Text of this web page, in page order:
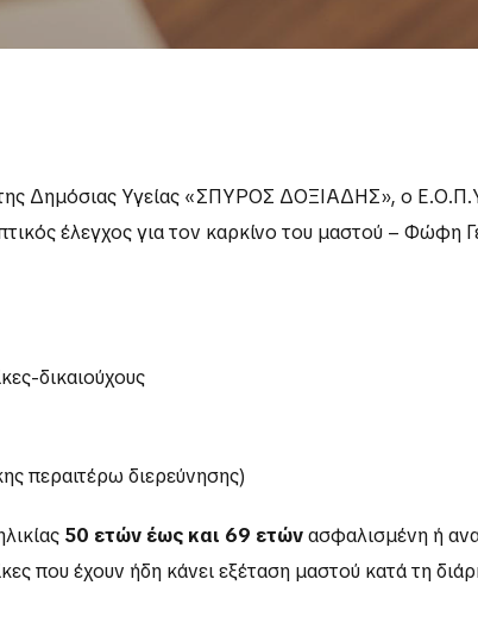
Δημόσιας Υγείας «ΣΠΥΡΟΣ ΔΟΞΙΑΔΗΣ», ο
έλεγχος για τον καρκίνο του μαστού – Φώφη
δικαιούχους
περαιτέρω διερεύνησης)
50 ετών έως και 69 ετώνασφαλισμένη ή
που έχουν ήδη κάνει εξέταση μαστού κατά τη